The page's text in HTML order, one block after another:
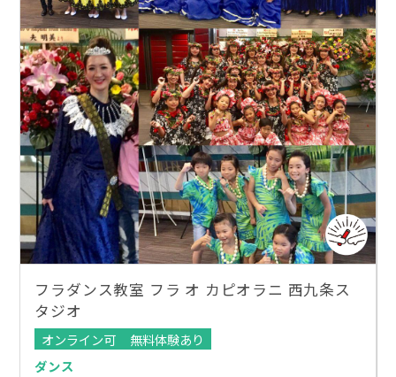
フラダンス教室 フラ オ カピオラニ 西九条ス
タジオ
オンライン可
無料体験あり
ダンス